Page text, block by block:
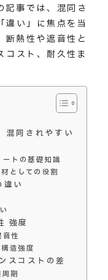
記事では、混同さ
違い」に焦点を当
断熱性や遮音性と
コスト、耐久性ま
混同されやすい
トの基礎知識
としての役割
い
強度
性
造強度
スコストの差
期